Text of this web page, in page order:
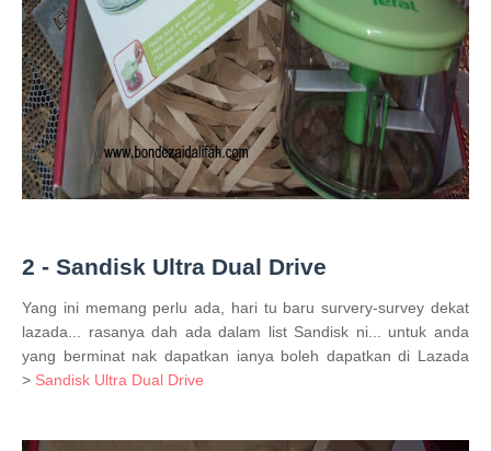
2 - Sandisk Ultra Dual Drive
Yang ini memang perlu ada, hari tu baru survery-survey dekat
lazada... rasanya dah ada dalam list Sandisk ni... untuk anda
yang berminat nak dapatkan ianya boleh dapatkan di Lazada
> Sandisk Ultra Dual Drive